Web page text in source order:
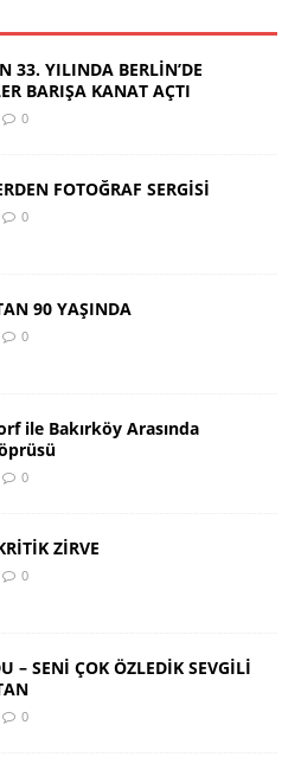
33. YILINDA BERLİN’DE
BARIŞA KANAT AÇTI
0
FOTOĞRAF SERGİSİ
0
90 YAŞINDA
0
ile Bakırköy Arasında
0
ZİRVE
0
– SENİ ÇOK ÖZLEDİK SEVGİLİ
0